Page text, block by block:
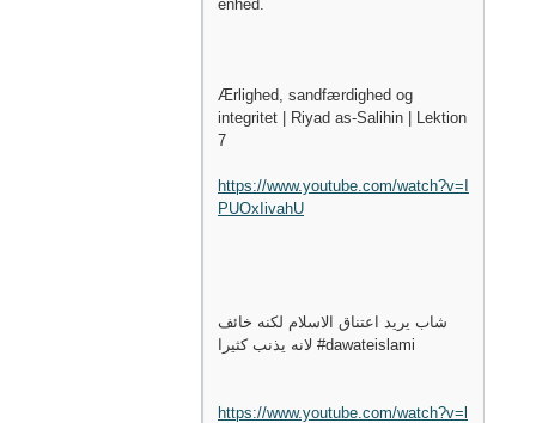
enhed.
Ærlighed, sandfærdighed og
integritet | Riyad as-Salihin | Lektion
7
https://www.youtube.com/watch?v=I
PUOxIivahU
شاب يريد اعتناق الاسلام لكنه خائف
لانه يذنب كثيرا #dawateislami
https://www.youtube.com/watch?v=l